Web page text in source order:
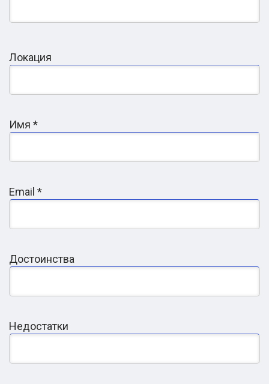
Имя *
Email *
Достоинства
Недостатки
Локация